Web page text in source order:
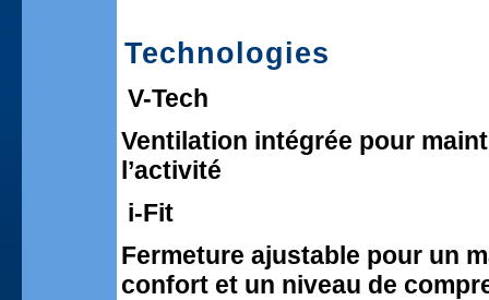
Technologies
V-Tech
Ventilation intégrée pour
l’activité
i-Fit
Fermeture ajustable pour un
confort et un niveau de